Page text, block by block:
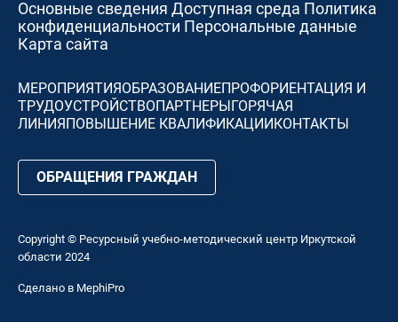
Основные сведения Доступная среда Политика
конфиденциальности Персональные данные
Карта сайта
МЕРОПРИЯТИЯОБРАЗОВАНИЕПРОФОРИЕНТАЦИЯ И
ТРУДОУСТРОЙСТВОПАРТНЕРЫГОРЯЧАЯ
ЛИНИЯПОВЫШЕНИЕ КВАЛИФИКАЦИИКОНТАКТЫ
ОБРАЩЕНИЯ ГРАЖДАН
Copyright © Ресурсный учебно-методический центр Иркутской
области 2024
Сделано в MephiPro